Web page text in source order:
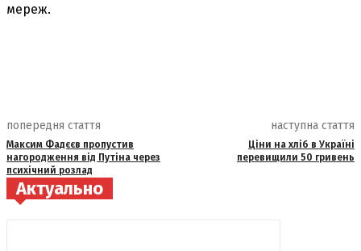
мереж.
попередня стаття
Максим Фадєєв пропустив
нагородження від Путіна через
психічний розлад
наступна стаття
Ціни на хліб в Україні
перевищили 50 гривень
Актуально